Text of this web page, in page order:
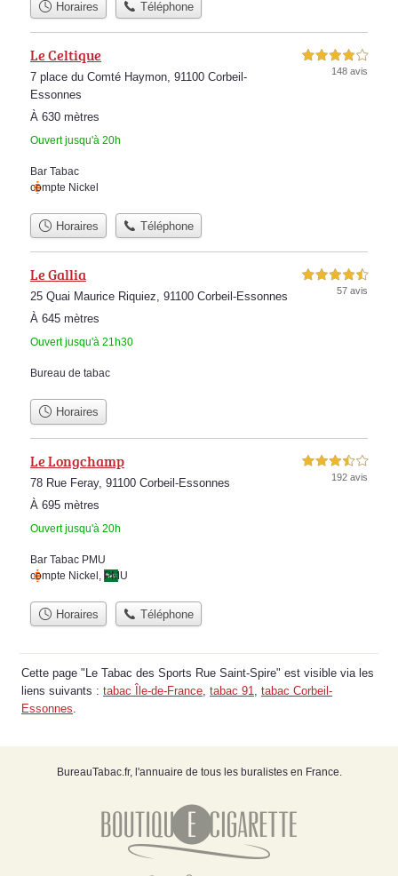
Horaires Téléphone
Le Celtique
7 place du Comté Haymon, 91100 Corbeil-
Essonnes
À 630 mètres
Ouvert jusqu'à 20h
4,0 étoiles sur 5
148 avis
Bar Tabac
compte Nickel
Horaires Téléphone
Le Gallia
25 Quai Maurice Riquiez, 91100 Corbeil-Essonnes
À 645 mètres
Ouvert jusqu'à 21h30
4,5 étoiles sur 5
57 avis
Bureau de tabac
Horaires
Le Longchamp
78 Rue Feray, 91100 Corbeil-Essonnes
À 695 mètres
Ouvert jusqu'à 20h
3,5 étoiles sur 5
192 avis
Bar Tabac PMU
compte Nickel PMU
Horaires Téléphone
Cette page "Le Tabac des Sports Rue Saint-Spire" est visible via les
liens suivants : tabac Île-de-France tabac 91
tabac Corbeil-
Essonnes
BureauTabac.fr, l'annuaire de tous les buralistes en France.